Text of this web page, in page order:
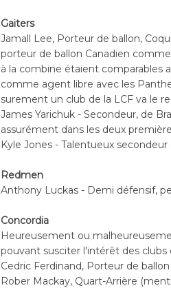
Gaiters
Jamall Lee, Porteur de ballon,
porteur de ballon Canadien comme
à la combine étaient comparables
comme agent libre avec les
surement un club de la LCF va le
James Yarichuk - Secondeur, de
assurément dans les deux
Kyle Jones - Talentueux secondeur
Redmen
Anthony Luckas - Demi défensif,
Concordia
Heureusement ou
pouvant susciter l'intérêt des clubs
Cedric Ferdinand, Porteur de ballon
Rober Mackay, Quart-Arrière